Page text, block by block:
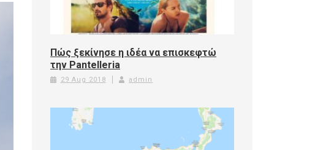
Πώς ξεκίνησε η ιδέα να επισκεφτώ
την Pantelleria
29 Aug 2018 admin